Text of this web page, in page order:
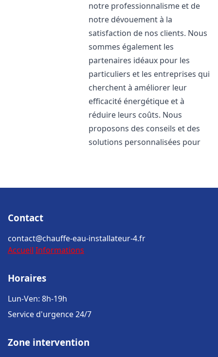
notre professionnalisme et de
notre dévouement à la
satisfaction de nos clients. Nous
sommes également les
partenaires idéaux pour les
particuliers et les entreprises qui
cherchent à améliorer leur
efficacité énergétique et à
réduire leurs coûts. Nous
proposons des conseils et des
solutions personnalisées pour
Contact
contact@chauffe-eau-installateur-4.fr
Accueil Informations
Horaires
Lun-Ven: 8h-19h
Service d'urgence 24/7
Zone intervention